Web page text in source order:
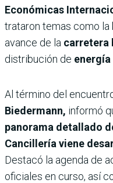
Económicas
trataron temas como la
avance de la carretera
distribución de
Al término del
Biedermann, informó
panorama detallado
Cancillería viene
Destacó la agenda de
oficiales en curso, así